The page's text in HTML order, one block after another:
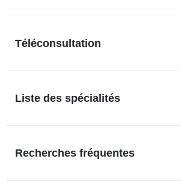
Téléconsultation
Liste des spécialités
Recherches fréquentes